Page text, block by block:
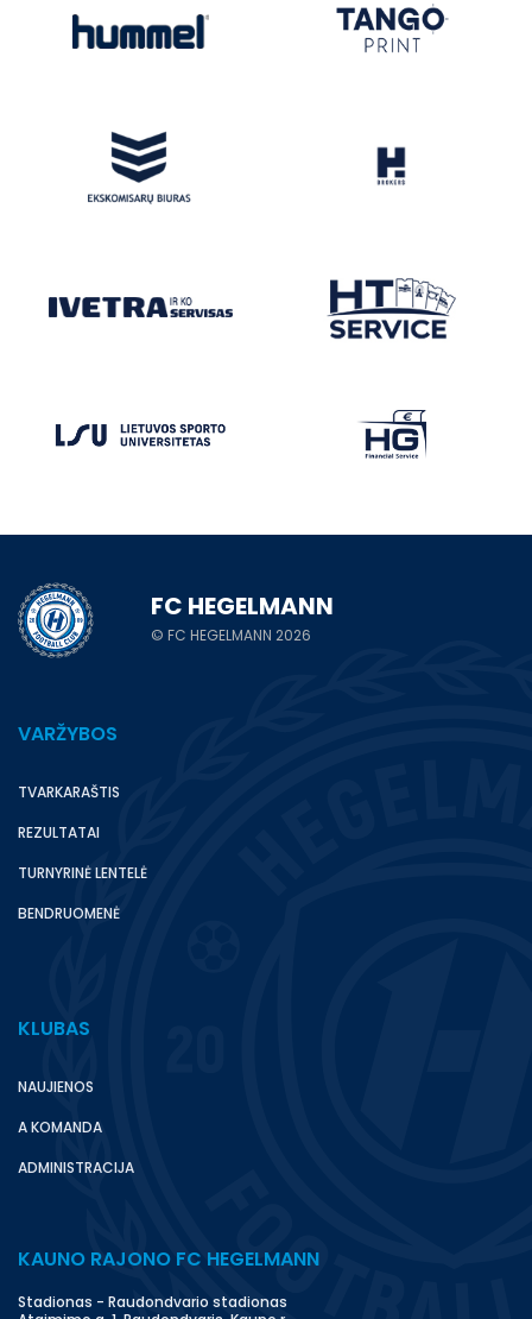
FC HEGELMANN
© FC HEGELMANN 2026
VARŽYBOS
TVARKARAŠTIS
REZULTATAI
TURNYRINĖ LENTELĖ
BENDRUOMENĖ
KLUBAS
NAUJIENOS
A KOMANDA
ADMINISTRACIJA
KAUNO RAJONO FC HEGELMANN
Stadionas - Raudondvario stadionas